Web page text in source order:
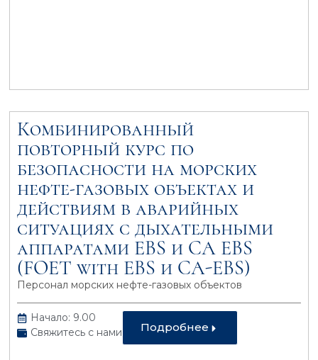
Комбинированный
повторный курс по
безопасности на морских
нефте-газовых объектах и
действиям в аварийных
ситуациях с дыхательными
аппаратами EBS и CA EBS
(FOET with EBS и CA-EBS)
Персонал морских нефте-газовых объектов
Начало: 9.00
Свяжитесь с нами
Подробнее